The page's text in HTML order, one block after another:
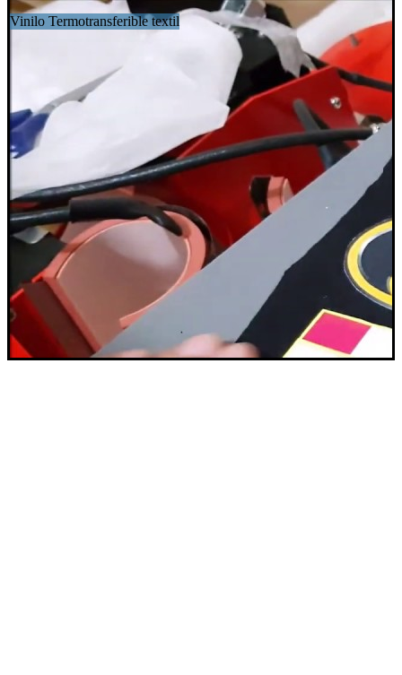
Vinilo Termotransferible textil